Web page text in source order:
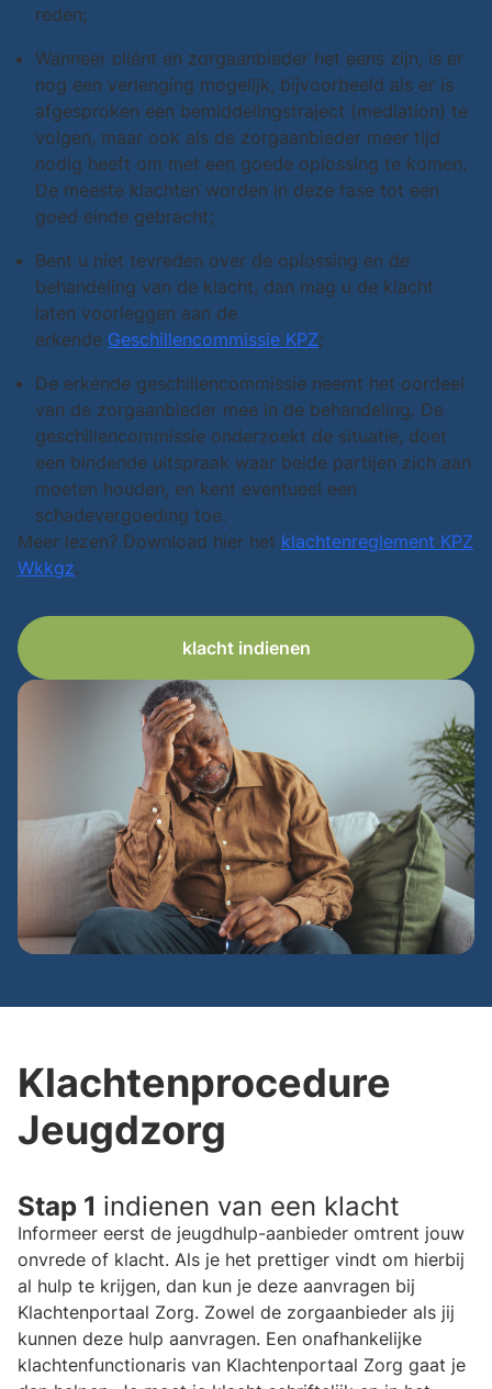
reden;
Wanneer cliënt en zorgaanbieder het eens zijn, is er
nog een verlenging mogelijk, bijvoorbeeld als er is
afgesproken een bemiddelingstraject (mediation) te
volgen, maar ook als de zorgaanbieder meer tijd
nodig heeft om met een goede oplossing te komen.
De meeste klachten worden in deze fase tot een
goed einde gebracht;
Bent u niet tevreden over de oplossing en de
behandeling van de klacht, dan mag u de klacht
laten voorleggen aan de
erkende Geschillencommissie KPZ;
De erkende geschillencommissie neemt het oordeel
van de zorgaanbieder mee in de behandeling. De
geschillencommissie onderzoekt de situatie, doet
een bindende uitspraak waar beide partijen zich aan
moeten houden, en kent eventueel een
schadevergoeding toe.
Meer lezen? Download hier het klachtenreglement KPZ
Wkkgz.
klacht indienen
Klachtenprocedure
Jeugdzorg
Stap 1 indienen van een klacht
Informeer eerst de jeugdhulp-aanbieder omtrent jouw
onvrede of klacht. Als je het prettiger vindt om hierbij
al hulp te krijgen, dan kun je deze aanvragen bij
Klachtenportaal Zorg. Zowel de zorgaanbieder als jij
kunnen deze hulp aanvragen. Een onafhankelijke
klachtenfunctionaris van Klachtenportaal Zorg gaat je